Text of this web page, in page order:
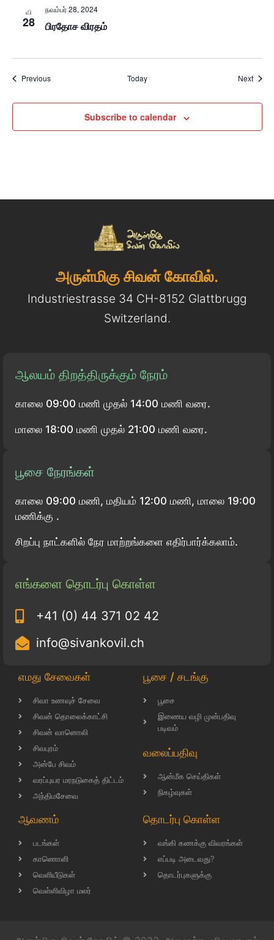
வி
28 பிரதோச விரதம்
நவம்பர் 28, 2024
PreviousEvents Today Next
Subscribe to calendar
அருள்மிகு சிவன் கோவில்.
Industriestrasse 34 CH-8152 Glattbrugg
Switzerland.
ஆலயம் திறத்திருக்கும் நேரம்
காலை 09:00 மணி முதல் 14:00 மணி வரை.
மாலை 18:00 மணி முதல் 21:00 மணி வரை.
பூசை நேரங்கள்
காலை 09:00 மணி, மதியம் 12:00 மணி, மாலை 19:00
மணிக்கு .
சிறப்பு நாட்களில் நேர மாற்றங்களை எதிர்பார்க்கலாம்.
எங்களை தொடர்பு கொள்ள
+41 (0) 44 371 02 42
info@sivankovil.ch
எமது சேவைகள்
சிவா உணவுச் சேவை
சிவன் தொலைக்காட்சி
சிவன் வானொலி
சிவபுரம்
அன்பே சிவம்
வரப்புயர மரநடுகைத் திட்டம்
அந்திமசேவை
பூசை / சடங்கு
பூசை
இணைய வழி முன்பதிவு
படிவம்
வலைப்பதிவு
ஆன்மீக செய்திகள்
நிகழ்வுகள்
ஆவணம்
படங்கள்
காணொளி
வெளியீடுகள்
வெள்ளிவிழா மலர்
தொடர்பு கொள்ள
வங்கி கணக்கு விவரங்கள்
எப்படி அடைவது?
தொடர்புகளுக்கு